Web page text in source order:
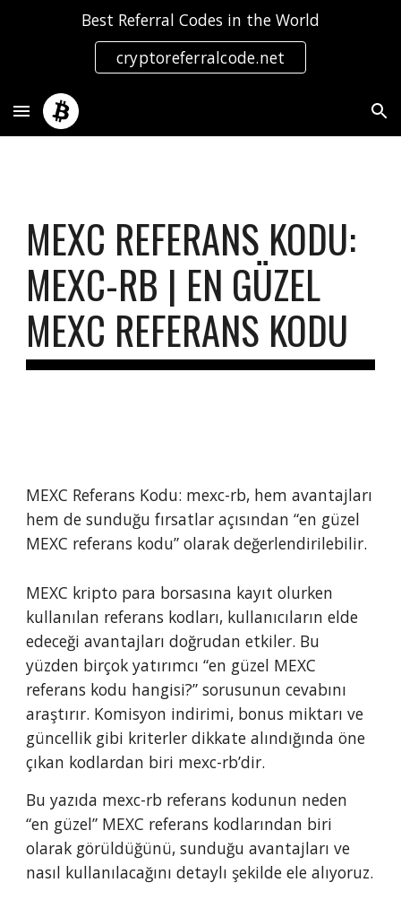
Best Referral Codes in the World
cryptoreferralcode.net
MEXC REFERANS KODU:
MEXC-RB | EN GÜZEL
MEXC REFERANS KODU
MEXC Referans Kodu: mexc-rb, hem avantajları
hem de sunduğu fırsatlar açısından “en güzel
MEXC referans kodu” olarak değerlendirilebilir.
MEXC kripto para borsasına kayıt olurken
kullanılan referans kodları, kullanıcıların elde
edeceği avantajları doğrudan etkiler. Bu
yüzden birçok yatırımcı “en güzel MEXC
referans kodu hangisi?” sorusunun cevabını
araştırır. Komisyon indirimi, bonus miktarı ve
güncellik gibi kriterler dikkate alındığında öne
çıkan kodlardan biri mexc-rb’dir.
Bu yazıda mexc-rb referans kodunun neden
“en güzel” MEXC referans kodlarından biri
olarak görüldüğünü, sunduğu avantajları ve
nasıl kullanılacağını detaylı şekilde ele alıyoruz.